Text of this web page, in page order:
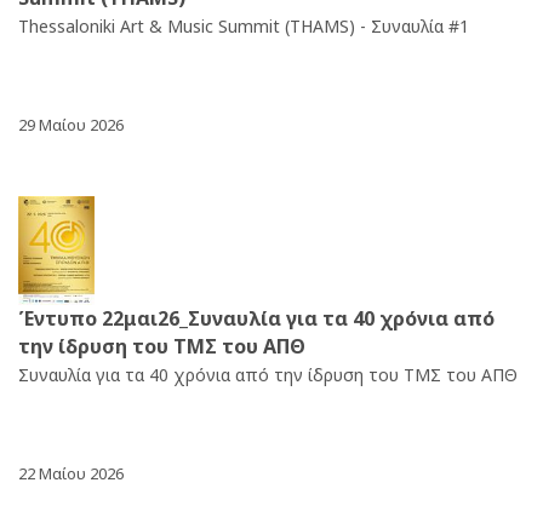
Thessaloniki Art & Music Summit (THAMS) - Συναυλία #1
29 Μαίου 2026
Έντυπο 22μαι26_Συναυλία για τα 40 χρόνια από
την ίδρυση του ΤΜΣ του ΑΠΘ
Συναυλία για τα 40 χρόνια από την ίδρυση του ΤΜΣ του ΑΠΘ
22 Μαίου 2026